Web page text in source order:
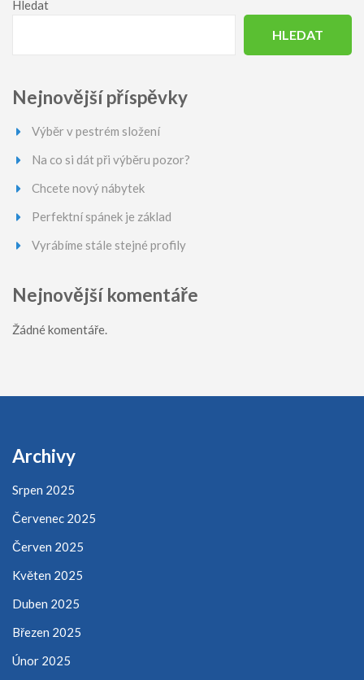
Hledat
HLEDAT
Nejnovější příspěvky
Výběr v pestrém složení
Na co si dát při výběru pozor?
Chcete nový nábytek
Perfektní spánek je základ
Vyrábíme stále stejné profily
Nejnovější komentáře
Žádné komentáře.
Archivy
Srpen 2025
Červenec 2025
Červen 2025
Květen 2025
Duben 2025
Březen 2025
Únor 2025